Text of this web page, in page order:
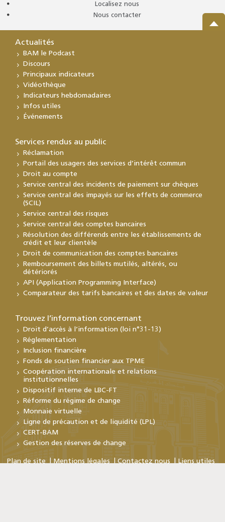
Localisez nous
Nous contacter
Actualités
BAM le Podcast
Discours
Principaux indicateurs
Vidéothèque
Indicateurs hebdomadaires
Infos utiles
Événements
Services rendus au public
Réclamation
Portail des usagers des services d’intérêt commun
Droit au compte
Service central des incidents de paiement sur chèques
Service central des impayés sur les effets de commerce
(SCIL)
Service central des risques
Service central des comptes bancaires
Résolution des différends entre les établissements de
crédit et leur clientèle
Droit de communication des comptes bancaires
Remboursement des billets mutilés, altérés, ou
détériorés
API (Application Programming Interface)
Comparateur des tarifs bancaires et des dates de valeur
Trouvez l’information concernant
Droit d’accès à l’information (loi n°31-13)
Réglementation
Inclusion financière
Fonds de soutien financier aux TPME
Coopération internationale et relations
institutionnelles
Dispositif interne de LBC-FT
Réforme du régime de change
Monnaie virtuelle
Ligne de précaution et de liquidité (LPL)
CERT-BAM
Gestion des réserves de change
Plan de site Mentions légales Contactez nous Liens utiles